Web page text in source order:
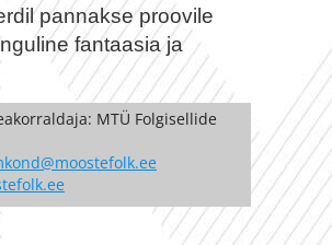
pannakse proovile
fantaasia ja
MTÜ Folgisellide